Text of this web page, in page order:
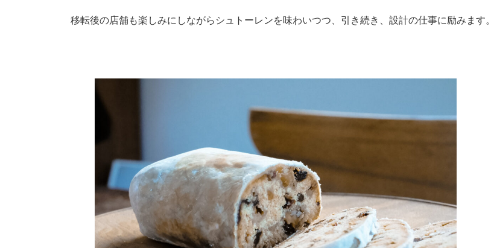
移転後の店舗も楽しみにしながらシュトーレンを味わいつつ、引き続き、設計の仕事に励みます。